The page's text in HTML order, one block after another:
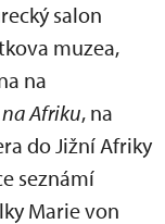
salon
muzea,
na
Afriku, na
do Jižní Afriky
seznámí
Marie von